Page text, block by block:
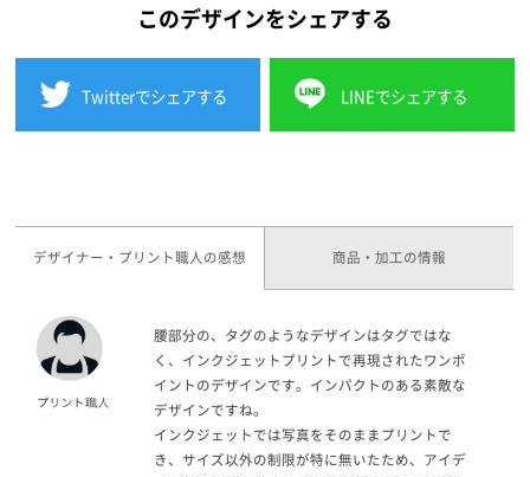
このデザインをシェアする
Twitterでシェアする LINEでシェアする
デザイナー・プリント職人の感想 商品・加工の情報
腰部分の、タグのようなデザインはタグではな
く、インクジェットプリントで再現されたワンポ
イントのデザインです。インパクトのある素敵な
デザインですね。
インクジェットでは写真をそのままプリントで
き、サイズ以外の制限が特に無いたため、アイデ